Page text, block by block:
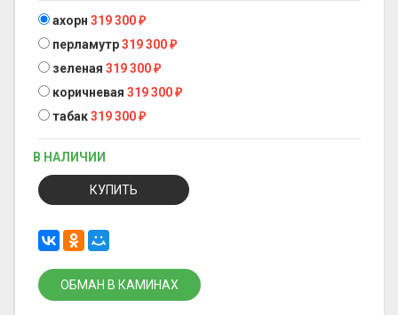
ахорн 319 300₽
перламутр319 300₽
зеленая 319 300₽
коричневая 319 300₽
табак319 300₽
В НАЛИЧИИ
КУПИТЬ
ОБМАН В КАМИНАХ